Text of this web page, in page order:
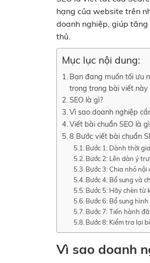
hạng của website trên
doanh nghiệp, giúp
thủ.
Mục lục nội dung:
Bạn đang muốn tối ưu
trọng trong bài viết này
SEO là gì?
Vì sao doanh nghiệp
Viết bài chuẩn SEO là
8 Bước viết bài chuẩn
Bước 1: Dành thời
Bước 2: Lên dàn ý
Bước 3: Chia nhỏ
Bước 4: Bổ sung và
Bước 5: Hãy chèn
Bước 6: Bổ sung
Bước 7: Tiến hành
Bước 8: Kiểm tra lại
Vì sao doanh